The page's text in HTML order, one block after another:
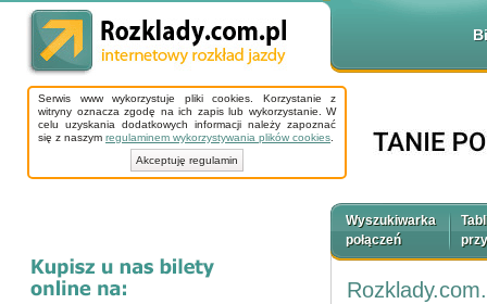
Serwis www wykorzystuje pliki cookies. Korzystanie z
witryny oznacza zgodę na ich zapis lub wykorzystanie. W
celu uzyskania dodatkowych informacji należy zapoznać
się z naszym regulaminem wykorzystywania plików cookies
Akceptuję regulamin
Wyszukiwarka
połączeń